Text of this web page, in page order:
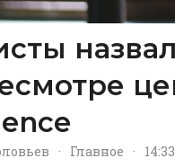
· Главное ·